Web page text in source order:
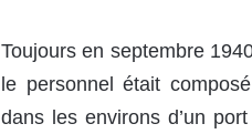
Toujours en septembre
le personnel était
dans les environs d’un